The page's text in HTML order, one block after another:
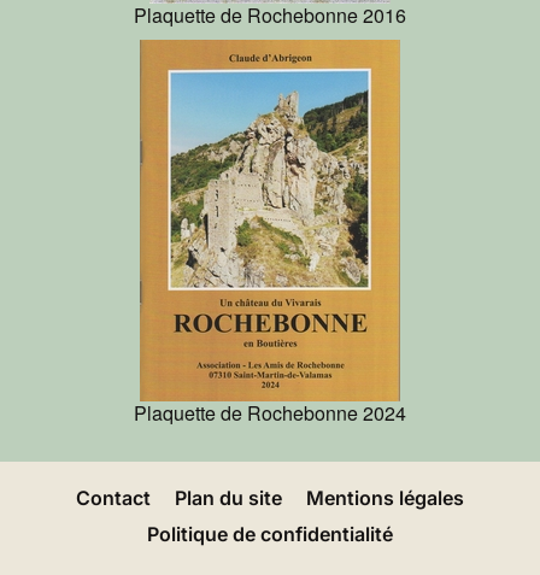
Plaquette de Rochebonne 2016
Plaquette de Rochebonne 2024
Contact Plan du site
Mentions légales
Politique de confidentialité